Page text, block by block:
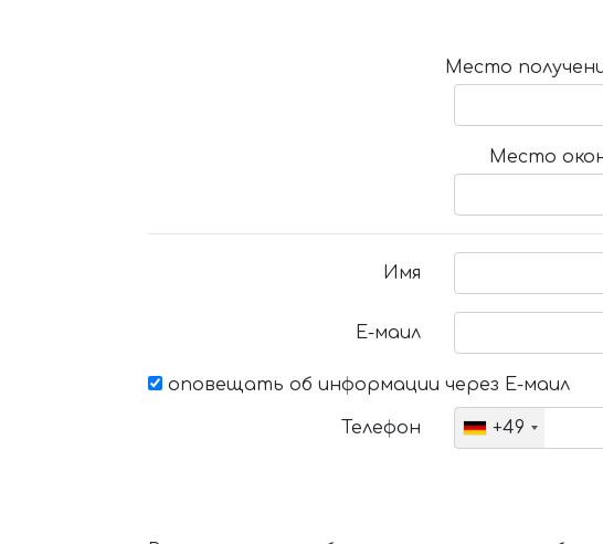
Место
Место
Имя
Е-маил
оповещать об информации через Е-маил
Телефон +49